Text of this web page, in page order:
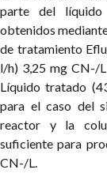
parte del líquido
obtenidos
de tratamiento
l/h) 3,25 mg CN-/
Líquido tratado
para el caso del
reactor y la
suficiente para
CN-/L.